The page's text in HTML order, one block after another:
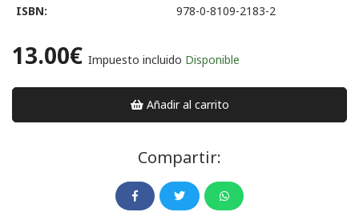
ISBN:
978-0-8109-2183-2
13.00€ Impuesto incluido Disponible
Añadir al carrito
Compartir: